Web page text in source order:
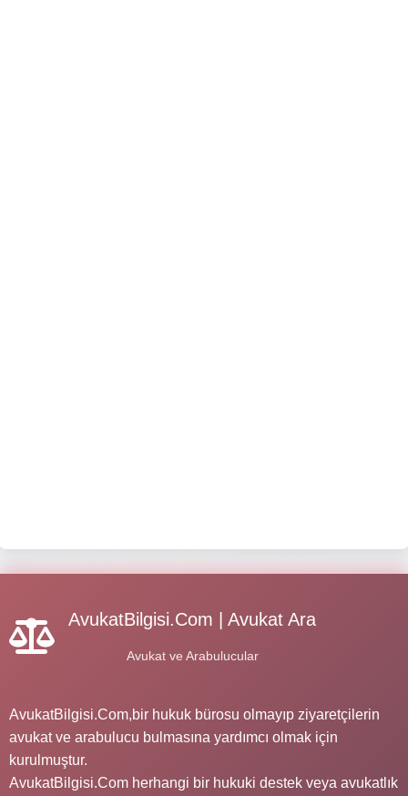
AvukatBilgisi.Com | Avukat Ara
Avukat ve Arabulucular
AvukatBilgisi.Com,bir hukuk bürosu olmayıp ziyaretçilerin
avukat ve arabulucu bulmasına yardımcı olmak için
kurulmuştur.
AvukatBilgisi.Com herhangi bir hukuki destek veya avukatlık